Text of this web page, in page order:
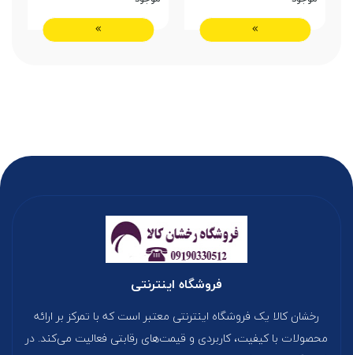
فروشگاه اینترنتی
رخشان کالا یک فروشگاه اینترنتی معتبر است که با تمرکز بر ارائه
محصولات با کیفیت، کاربردی و قیمت‌های رقابتی فعالیت می‌کند. در